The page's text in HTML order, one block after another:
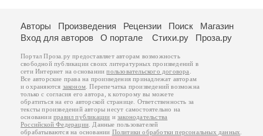
Авторы Произведения Рецензии Поиск
Магазин
Вход для авторов
О портале Стихи.ру Проза.ру
Портал Проза.ру предоставляет авторам возможность
свободной публикации своих литературных произведений в
сети Интернет на основаниипользовательского договора
Все авторские права на произведения принадлежат авторам
и охраняются законом . Перепечатка произведений возможна
только с согласия его автора, к которому вы можете
обратиться на его авторской странице. Ответственность за
тексты произведений авторы несут самостоятельно на
основанииправил публикации изаконодательства
Российской Федерации . Данные пользователей
обрабатываются на основании Политики обработки персональных данных